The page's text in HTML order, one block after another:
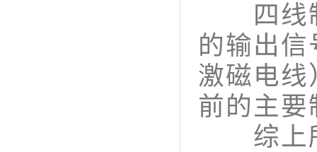
四线制
的输出
激磁电线
前的主要
综上所